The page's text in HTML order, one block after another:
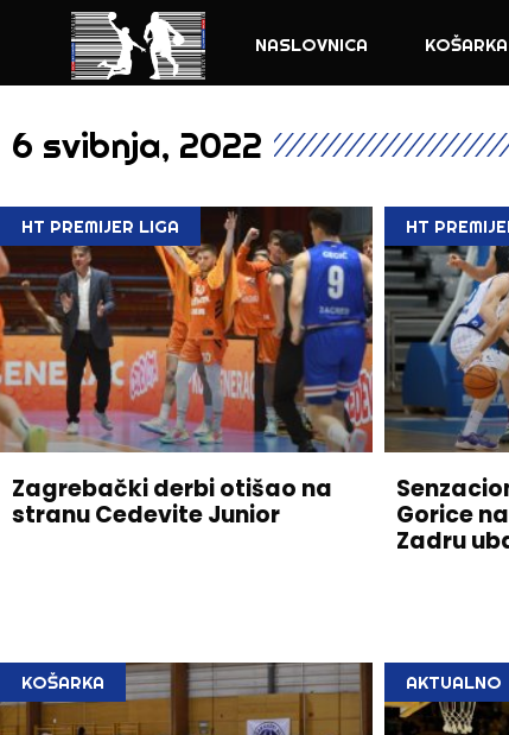
NASLOVNICA KOŠARKA
6 svibnja, 2022
HT PREMIJER LIGA
Zagrebački derbi otišao na
stranu Cedevite Junior
HT
Gorice
Zadru
KOŠARKA AKTUALNO